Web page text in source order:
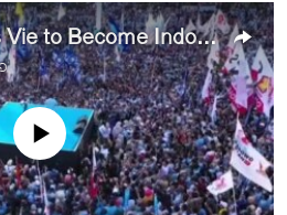
Three Candidates Vie to Become Indonesia's New Leader
currently available